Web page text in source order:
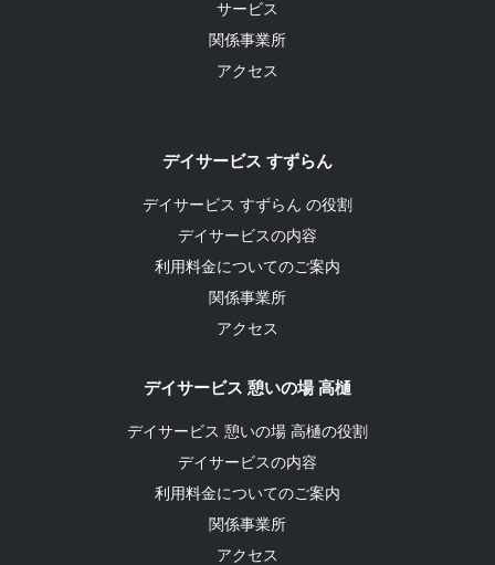
サービス
関係事業所
アクセス
デイサービス すずらん
デイサービス すずらん の役割
デイサービスの内容
利用料金についてのご案内
関係事業所
アクセス
デイサービス 憩いの場 高樋
デイサービス 憩いの場 高樋の役割
デイサービスの内容
利用料金についてのご案内
関係事業所
アクセス